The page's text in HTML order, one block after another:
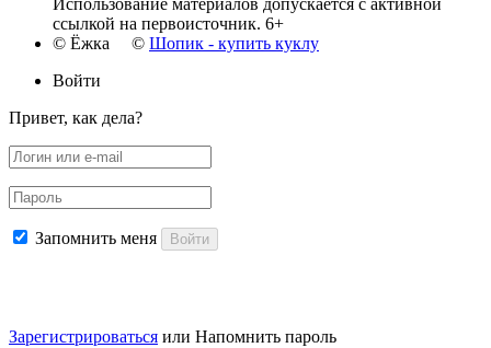
Использование материалов допускается с активной
ссылкой на первоисточник. 6+
© Ёжка © Шопик - купить куклу
Войти
Привет, как дела?
Запомнить меня Войти
Зарегистрироваться или Напомнить пароль